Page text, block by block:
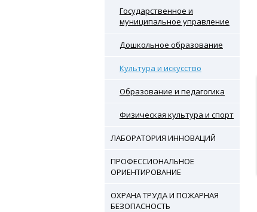
Государственное и
муниципальное управление
Дошкольное образование
Культура и искусство
Образование и педагогика
Физическая культура и спорт
ЛАБОРАТОРИЯ ИННОВАЦИЙ
ПРОФЕССИОНАЛЬНОЕ
ОРИЕНТИРОВАНИЕ
ОХРАНА ТРУДА И ПОЖАРНАЯ
БЕЗОПАСНОСТЬ